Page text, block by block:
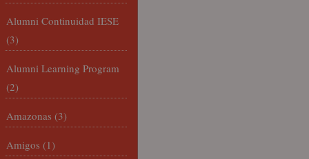
Alumni Continuidad IESE
(3)
Alumni Learning Program
(2)
Amazonas (3)
Amigos (1)